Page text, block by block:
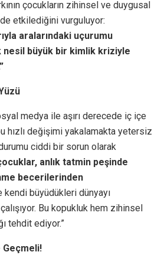
çocukların zihinsel ve duygusal
etkilediğini vurguluyor:
aralarındaki uçurumu
büyük bir kimlik kriziyle
medya ile aşırı derecede iç içe
hızlı değişimi yakalamakta yetersiz
ciddi bir sorun olarak
anlık tatmin peşinde
becerilerinden
büyüdükleri dünyayı
Bu kopukluk hem zihinsel
tehdit ediyor.”